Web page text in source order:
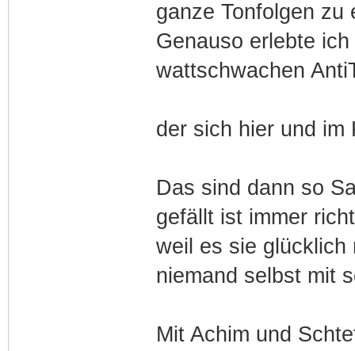
ganze Tonfolgen zu
Genauso erlebte
wattschwachen
der sich hier und im
Das sind dann so
gefällt ist immer
weil es sie glücklich
niemand selbst mit
Mit Achim und